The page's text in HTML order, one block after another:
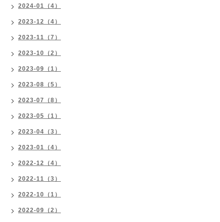
2024-01（4）
2023-12（4）
2023-11（7）
2023-10（2）
2023-09（1）
2023-08（5）
2023-07（8）
2023-05（1）
2023-04（3）
2023-01（4）
2022-12（4）
2022-11（3）
2022-10（1）
2022-09（2）